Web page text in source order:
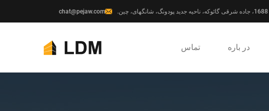
chat@pejaw.com
در باره تماس